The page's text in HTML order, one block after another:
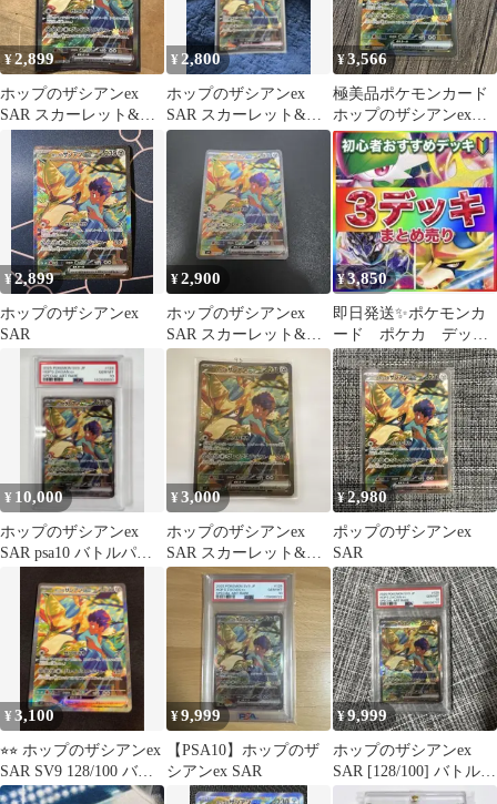
¥2,899
ホップのザシアンex
SAR スカーレット&バ
イオレット 拡張パック
バトルパ…
¥2,800
ホップのザシアンex
SAR スカーレット&バ
イオレット 拡張パック
バトルパ…
¥3,566
極美品ポケモンカード
ホップのザシアンex
SAR
¥2,899
ホップのザシアンex
SAR
¥2,900
ホップのザシアンex
SAR スカーレット&バ
イオレット 拡張パック
バトルパ…
¥3,850
即日発送✨ポケモンカ
ード ポケカ デッ
キ 構築済みデッキ
まとめ売り 傷あり特
価
¥ 10,000
ホップのザシアンex
SAR psa10 バトルパー
¥3,000
ホップのザシアンex
SAR スカーレット&バ
イオレット 拡張パック
バトルパ…
¥2,980
ポップのザシアンex
SAR
¥3,100
⭐︎⭐︎ ホップのザシアンex
SAR SV9 128/100 バト
ルパートナーズ
¥9,999
【PSA10】ホップのザ
シアンex SAR
¥9,999
ホップのザシアンex
SAR [128/100] バトルパ
ートナーズ PSA10